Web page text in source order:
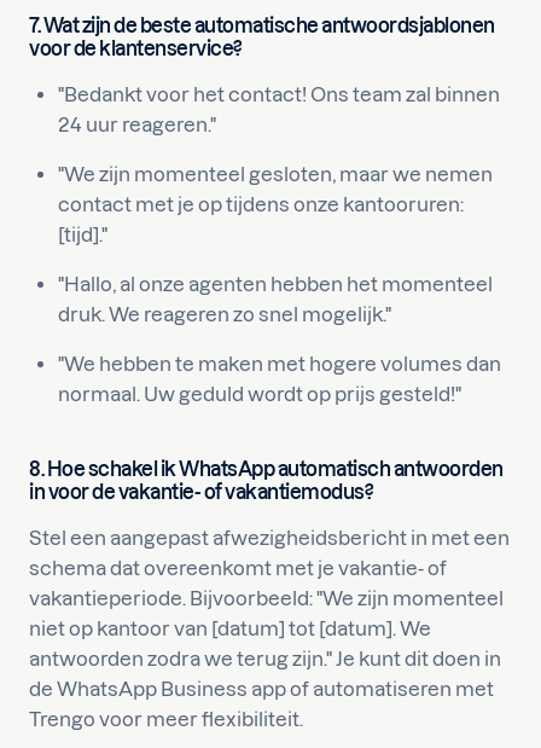
7. Wat zijn de beste automatische antwoordsjablonen
voor de klantenservice?
"Bedankt voor het contact! Ons team zal binnen
24 uur reageren."
"We zijn momenteel gesloten, maar we nemen
contact met je op tijdens onze kantooruren:
[tijd]."
"Hallo, al onze agenten hebben het momenteel
druk. We reageren zo snel mogelijk."
"We hebben te maken met hogere volumes dan
normaal. Uw geduld wordt op prijs gesteld!"
8. Hoe schakel ik WhatsApp automatisch antwoorden
in voor de vakantie- of vakantiemodus?
Stel een aangepast afwezigheidsbericht in met een
schema dat overeenkomt met je vakantie- of
vakantieperiode. Bijvoorbeeld: "We zijn momenteel
niet op kantoor van [datum] tot [datum]. We
antwoorden zodra we terug zijn." Je kunt dit doen in
de WhatsApp Business app of automatiseren met
Trengo voor meer flexibiliteit.